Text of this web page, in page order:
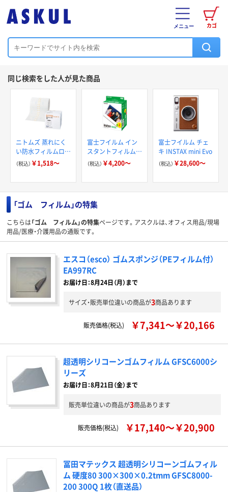
カゴ
メニュー
同じ検索をした人が見た商品
ニトムズ 蒸れにく
い防水フィルムロー
ル
（税込） ￥1,518～
富士フイルム イン
スタントフィルム
instax WIDE
（税込） ￥4,200～
富士フイルム チェ
キ INSTAX mini Evo
（税込） ￥28,600～
「ゴム フィルム」の特集
こちらは「ゴム フィルム」の特集ページです。アスクルは、オフィス用品/現場
用品/医療・介護用品の通販です。
エスコ（esco） ゴムスポンジ（PEフィルム付）
EA997RC
お届け日：8月24日（月）まで
サイズ・販売単位違いの商品が3商品あります
販売価格(税込) ￥7,341～￥20,166
超透明シリコーンゴムフィルム GFSC6000シ
リーズ
お届け日：8月21日（金）まで
販売単位違いの商品が3商品あります
販売価格(税込) ￥17,140～￥20,900
冨田マテックス 超透明シリコーンゴムフィル
ム 硬度80 300×300×0.2tmm GFSC8000-
200 300Q 1枚（直送品）